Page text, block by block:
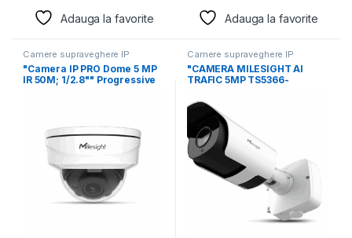
Adauga la favorite Adauga la favorite
Camere supraveghere IP
"Camera IP PRO Dome 5 MP
IR 50M; 1/2.8"" Progressive
Camere supraveghere IP
"CAMERA MILESIGHT AI
TRAFIC 5MP TS5366-
Progressive Scan